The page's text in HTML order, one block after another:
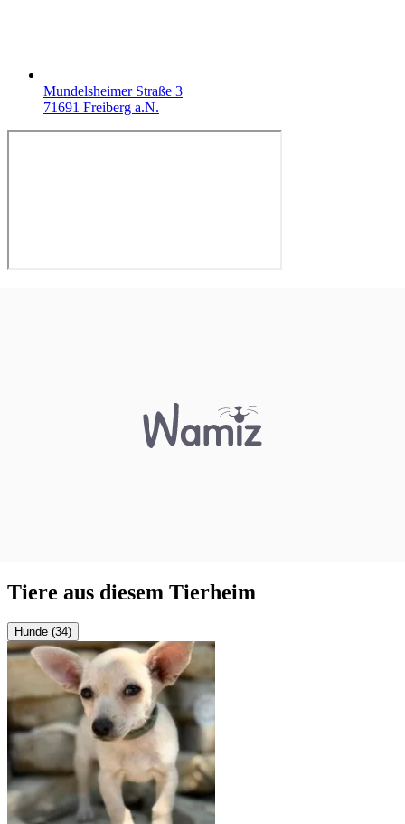
Mundelsheimer Straße 3
71691 Freiberg a.N.
Tiere aus diesem Tierheim
Hunde (34)